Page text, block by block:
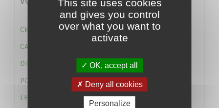
CENTRE COMMUNAL D’ACTION SOCIALE (C.C.A.S)
CAISSE DES ÉCOLES
DIRECTION DES SERVICES TECHNIQUES
POLICE MUNICIPALE
LE CABINET DU MAIRE
This site uses cookies
and gives you control
over what you want to
activate
OK, accept all
Deny all cookies
Personalize